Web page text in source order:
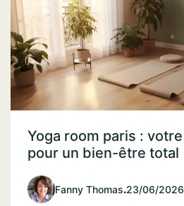
Yoga room paris :
pour un bien-être total
Fanny Thomas.23/06/2026